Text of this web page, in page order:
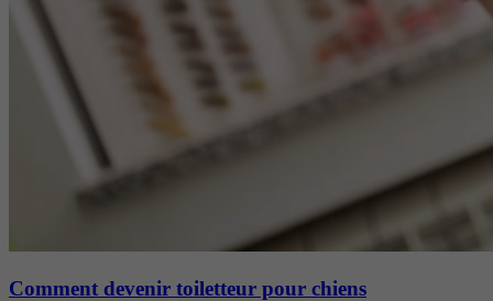
Comment devenir toiletteur pour chiens